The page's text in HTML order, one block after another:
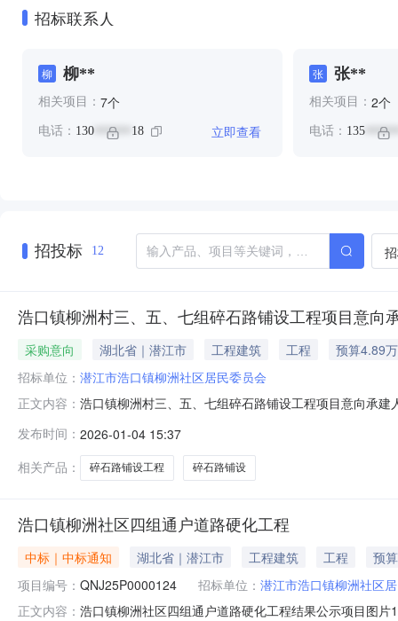
招标联系人
柳 柳**
相关项目： 7个
电话： 130 ****** 18 立即查看
张 张**
相关项目： 2个
电话： 135
招投标 12
浩口镇柳洲村三、五、七组碎石路铺设工程项目意向
采购意向 湖北省｜潜江市 工程建筑 工程
预算4.89
招标单位： 潜江市浩口镇柳洲社区居民委员会
正文内容： 浩口镇柳洲村三、五、七组碎石路铺设工程项目意向承
石路铺设项目。3、项目建设地点：柳洲村三、五、七组
签订之日起3个日
发布时间： 2026-01-04 15:37
相关产品：
碎石路铺设工程 碎石路铺设
浩口镇柳洲社区四组通户道路硬化工程
中标｜中标通知 湖北省｜潜江市 工程建筑 工程
预
项目编号： QNJ25P0000124 招标单位： 潜江市浩口镇柳洲社区
正文内容： 浩口镇柳洲社区四组通户道路硬化工程结果公示项目图